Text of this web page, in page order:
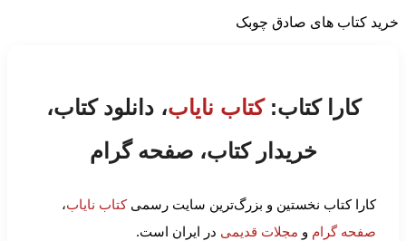
خرید کتاب های صادق چوبک
کارا کتاب:کتاب نایاب، دانلود کتاب،
خریدار کتاب، صفحه گرام
کارا کتاب نخستین و بزرگ‌ترین سایت رسمیکتاب نایاب،
صفحه گرام و مجلات قدیمی در ایران است.